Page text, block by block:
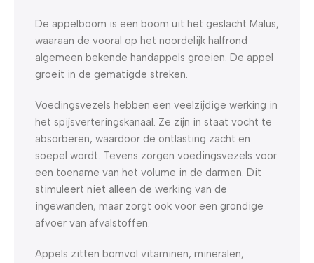
De appelboom is een boom uit het geslacht Malus,
waaraan de vooral op het noordelijk halfrond
algemeen bekende handappels groeien. De appel
groeit in de gematigde streken.
Voedingsvezels hebben een veelzijdige werking in
het spijsverteringskanaal. Ze zijn in staat vocht te
absorberen, waardoor de ontlasting zacht en
soepel wordt. Tevens zorgen voedingsvezels voor
een toename van het volume in de darmen. Dit
stimuleert niet alleen de werking van de
ingewanden, maar zorgt ook voor een grondige
afvoer van afvalstoffen.
Appels zitten bomvol vitaminen, mineralen,